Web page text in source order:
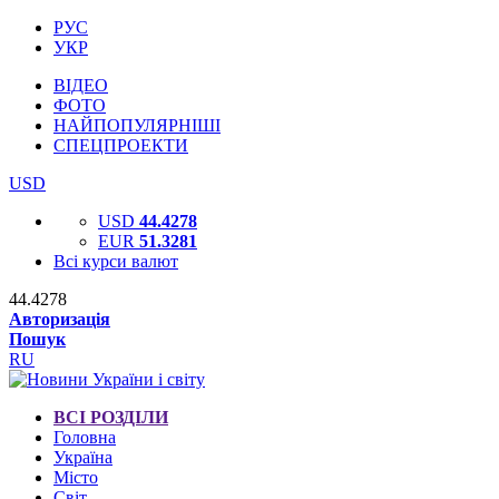
РУС
УКР
ВІДЕО
ФОТО
НАЙПОПУЛЯРНІШІ
СПЕЦПРОЕКТИ
USD
USD 44.4278
EUR 51.3281
Всі курси валют
44.4278
Авторизація
Пошук
RU
ВСІ РОЗДІЛИ
Головна
Україна
Місто